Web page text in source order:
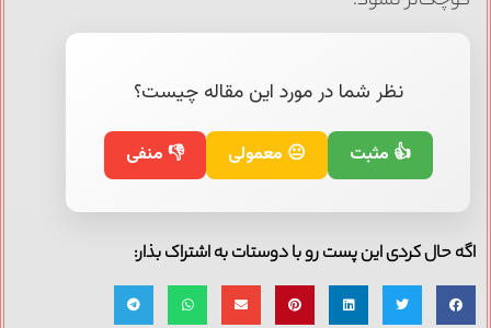
نظر شما در مورد این مقاله چیست؟
👍 مثبت 😐 معمولی 👎 منفی
اگه حال کردی این پست رو با دوستات به اشتراک بذار: